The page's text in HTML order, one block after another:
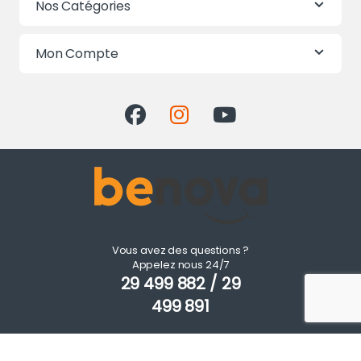
Nos Catégories
Mon Compte
Vous avez des questions ?
Appelez nous 24/7
29 499 882 / 29
499 891